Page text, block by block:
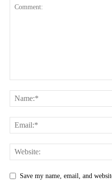
Save my name, email, and